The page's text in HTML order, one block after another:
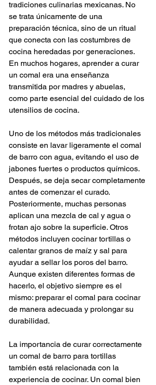
tradiciones culinarias mexicanas. No
se trata únicamente de una
preparación técnica, sino de un ritual
que conecta con las costumbres de
cocina heredadas por generaciones.
En muchos hogares, aprender a curar
un comal era una enseñanza
transmitida por madres y abuelas,
como parte esencial del cuidado de los
utensilios de cocina.
Uno de los métodos más tradicionales
consiste en lavar ligeramente el comal
de barro con agua, evitando el uso de
jabones fuertes o productos químicos.
Después, se deja secar completamente
antes de comenzar el curado.
Posteriormente, muchas personas
aplican una mezcla de cal y agua o
frotan ajo sobre la superficie. Otros
métodos incluyen cocinar tortillas o
calentar granos de maíz y sal para
ayudar a sellar los poros del barro.
Aunque existen diferentes formas de
hacerlo, el objetivo siempre es el
mismo: preparar el comal para cocinar
de manera adecuada y prolongar su
durabilidad.
La importancia de curar correctamente
un comal de barro para tortillas
también está relacionada con la
experiencia de cocinar. Un comal bien